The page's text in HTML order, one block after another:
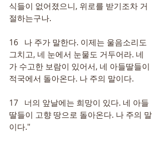
식들이 없어졌으니, 위로를 받기조차 거
절하는구나.
16   나 주가 말한다. 이제는 울음소리도
그치고, 네 눈에서 눈물도 거두어라. 네
가 수고한 보람이 있어서, 네 아들딸들이
적국에서 돌아온다. 나 주의 말이다.
17   너의 앞날에는 희망이 있다. 네 아들
딸들이 고향 땅으로 돌아온다. 나 주의 말
이다."